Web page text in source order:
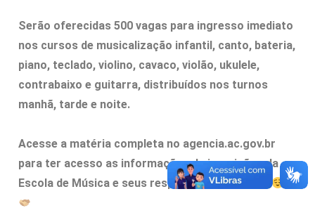
Serão oferecidas 500 vagas para ingresso imediato
nos cursos de musicalização infantil, canto, bateria,
piano, teclado, violino, cavaco, violão, ukulele,
contrabaixo e guitarra, distribuídos nos turnos
manhã, tarde e noite.
Acesse a matéria completa no agencia.ac.gov.br
para ter acesso as informações de inscrições da
Escola de Música e seus respectivos prazos.